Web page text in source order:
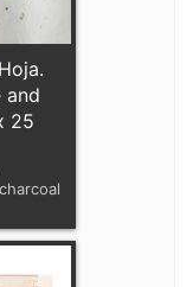
and
25